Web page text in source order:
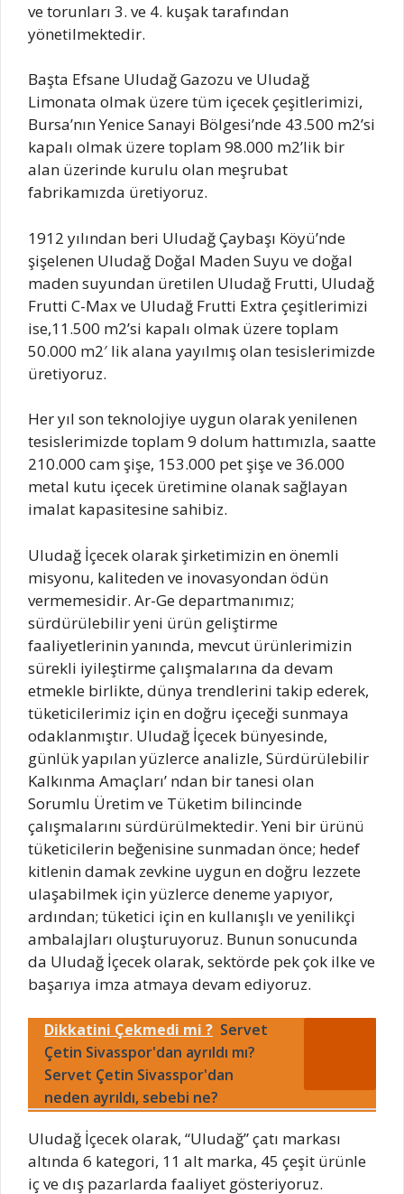
ve torunları 3. ve 4. kuşak tarafından
yönetilmektedir.
Başta Efsane Uludağ Gazozu ve Uludağ
Limonata olmak üzere tüm içecek çeşitlerimizi,
Bursa’nın Yenice Sanayi Bölgesi’nde 43.500 m2’si
kapalı olmak üzere toplam 98.000 m2’lik bir
alan üzerinde kurulu olan meşrubat
fabrikamızda üretiyoruz.
1912 yılından beri Uludağ Çaybaşı Köyü’nde
şişelenen Uludağ Doğal Maden Suyu ve doğal
maden suyundan üretilen Uludağ Frutti, Uludağ
Frutti C-Max ve Uludağ Frutti Extra çeşitlerimizi
ise,11.500 m2’si kapalı olmak üzere toplam
50.000 m2′ lik alana yayılmış olan tesislerimizde
üretiyoruz.
Her yıl son teknolojiye uygun olarak yenilenen
tesislerimizde toplam 9 dolum hattımızla, saatte
210.000 cam şişe, 153.000 pet şişe ve 36.000
metal kutu içecek üretimine olanak sağlayan
imalat kapasitesine sahibiz.
Uludağ İçecek olarak şirketimizin en önemli
misyonu, kaliteden ve inovasyondan ödün
vermemesidir. Ar-Ge departmanımız;
sürdürülebilir yeni ürün geliştirme
faaliyetlerinin yanında, mevcut ürünlerimizin
sürekli iyileştirme çalışmalarına da devam
etmekle birlikte, dünya trendlerini takip ederek,
tüketicilerimiz için en doğru içeceği sunmaya
odaklanmıştır. Uludağ İçecek bünyesinde,
günlük yapılan yüzlerce analizle, Sürdürülebilir
Kalkınma Amaçları’ ndan bir tanesi olan
Sorumlu Üretim ve Tüketim bilincinde
çalışmalarını sürdürülmektedir. Yeni bir ürünü
tüketicilerin beğenisine sunmadan önce; hedef
kitlenin damak zevkine uygun en doğru lezzete
ulaşabilmek için yüzlerce deneme yapıyor,
ardından; tüketici için en kullanışlı ve yenilikçi
ambalajları oluşturuyoruz. Bunun sonucunda
da Uludağ İçecek olarak, sektörde pek çok ilke ve
başarıya imza atmaya devam ediyoruz.
Dikkatini Çekmedi mi ? Servet
Çetin Sivasspor'dan ayrıldı mı?
Servet Çetin Sivasspor'dan
neden ayrıldı, sebebi ne?
Uludağ İçecek olarak, “Uludağ” çatı markası
altında 6 kategori, 11 alt marka, 45 çeşit ürünle
iç ve dış pazarlarda faaliyet gösteriyoruz.